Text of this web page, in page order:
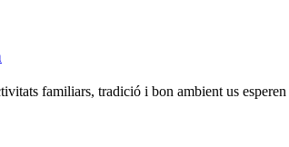
familiars, tradició i bon ambient us